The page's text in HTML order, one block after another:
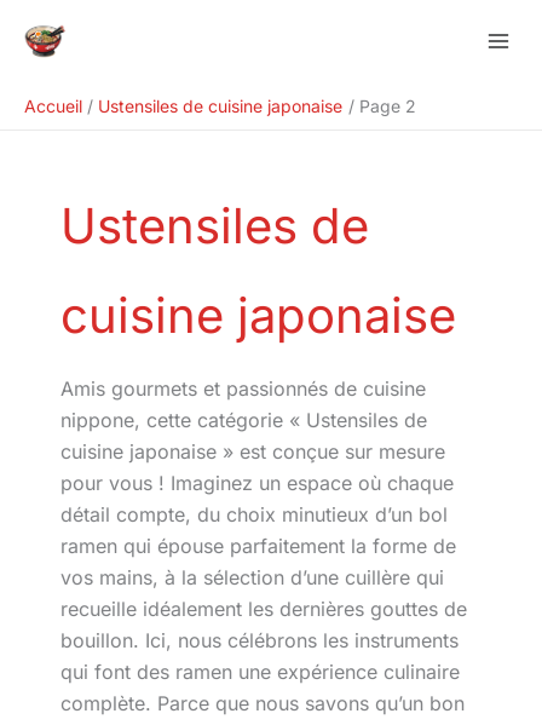
Accueil
Ustensiles de cuisine japonaise Page 2
Ustensiles de
cuisine japonaise
Amis gourmets et passionnés de cuisine
nippone, cette catégorie « Ustensiles de
cuisine japonaise » est conçue sur mesure
pour vous ! Imaginez un espace où chaque
détail compte, du choix minutieux d’un bol
ramen qui épouse parfaitement la forme de
vos mains, à la sélection d’une cuillère qui
recueille idéalement les dernières gouttes de
bouillon. Ici, nous célébrons les instruments
qui font des ramen une expérience culinaire
complète. Parce que nous savons qu’un bon